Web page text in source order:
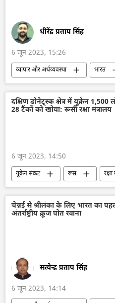
धीरेंद्र प्रताप सिंह
6 जून 2023, 15:26
व्यापार और अर्थव्यवस्था भारत
एशिया की धुरी
दक्षिण एशिया
चीन
जीडीपी
भारत
आसियान
दक्षिण डोनेट्स्क क्षेत्र में यूक्रेन 1,500
28 टैंकों को खोया: रूसी रक्षा मंत्रालय
6 जून 2023, 14:50
यूक्रेन संकट रूस
डोनेट्स्क पीपुल्स रिपब्लिक
विशेष सैन्य अभियान
रूसी सेना
यूक्रेन सशस्त्र बल
चेन्नई से श्रीलंका के लिए भारत का
अंतर्राष्ट्रीय क्रूज पोत रवाना
सत्येन्द्र प्रताप सिंह
6 जून 2023, 14:14